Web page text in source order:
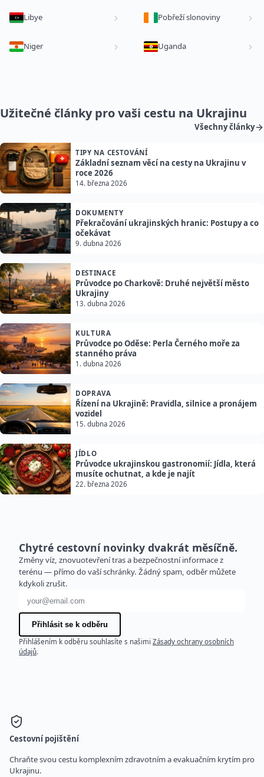
Libye Pobřeží slonoviny
Niger Uganda
Užitečné články pro vaši cestu na Ukrajinu
Všechny články
TIPY NA CESTOVÁNÍ
Základní seznam věcí na cesty na Ukrajinu v
roce 2026
14. března 2026
DOKUMENTY
Překračování ukrajinských hranic: Postupy a co
očekávat
9. dubna 2026
DESTINACE
Průvodce po Charkově: Druhé největší město
Ukrajiny
13. dubna 2026
KULTURA
Průvodce po Oděse: Perla Černého moře za
stanného práva
1. dubna 2026
DOPRAVA
Řízení na Ukrajině: Pravidla, silnice a pronájem
vozidel
15. dubna 2026
JÍDLO
Průvodce ukrajinskou gastronomií: Jídla, která
musíte ochutnat, a kde je najít
22. března 2026
Chytré cestovní novinky dvakrát měsíčně.
Změny víz, znovuotevření tras a bezpečnostní informace z
terénu — přímo do vaší schránky. Žádný spam, odběr můžete
kdykoli zrušit.
E-mailová adresa
Přihlásit se k odběru
Přihlášením k odběru souhlasíte s našimi Zásady ochrany osobních
údajů.
Cestovní pojištění
Chraňte svou cestu komplexním zdravotním a evakuačním krytím pro
Ukrajinu.